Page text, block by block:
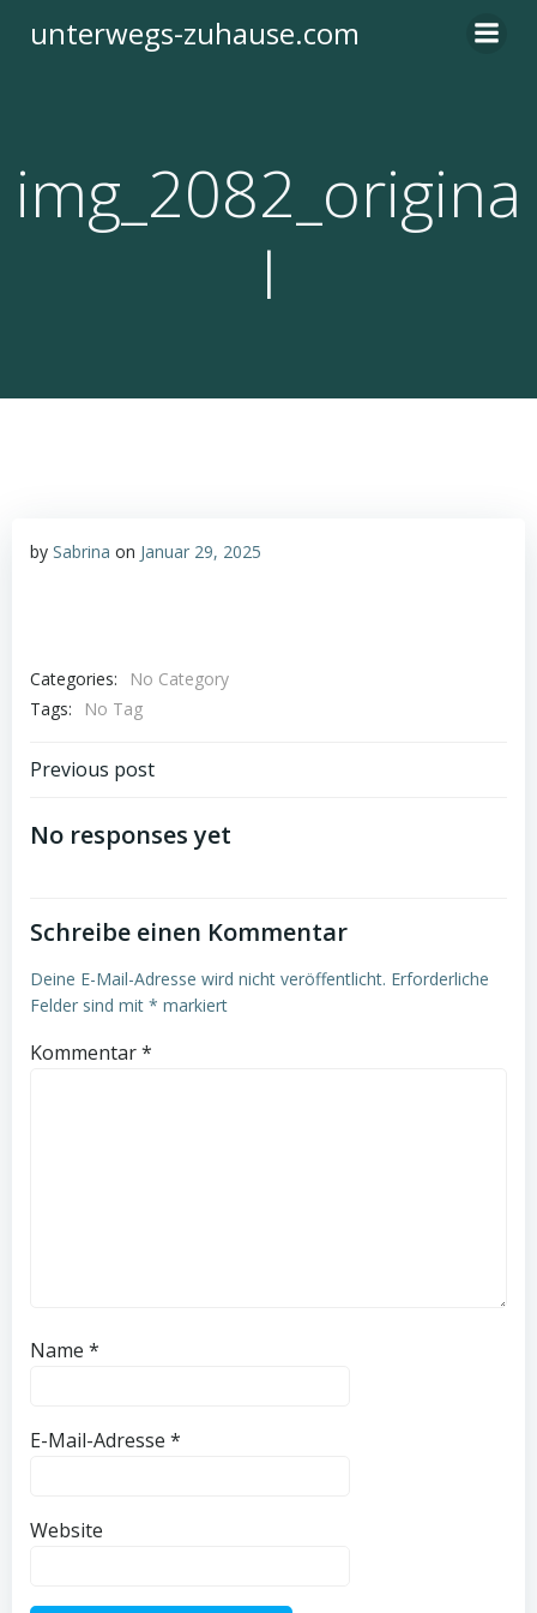
Inhalt
unterwegs-zuhause.com
img_2082_origina
l
by Sabrina on Januar 29, 2025
Categories:
No Category
Tags:
No Tag
Post
navigation
Previous post
No responses yet
Schreibe einen Kommentar
Deine E-Mail-Adresse wird nicht veröffentlicht. Erforderliche
Felder sind mit * markiert
Kommentar*
Name *
E-Mail-Adresse *
Website